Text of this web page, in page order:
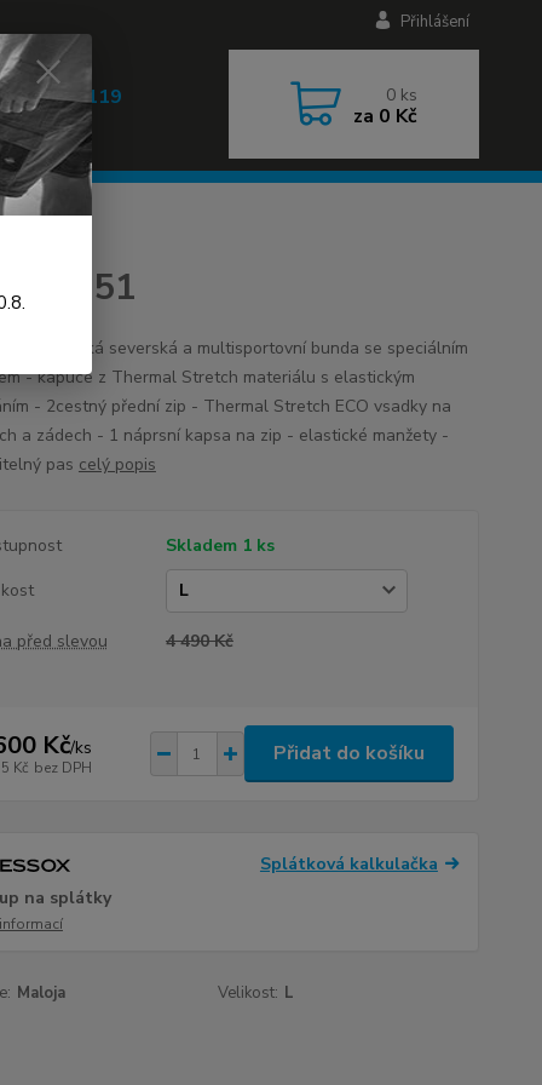
Přihlášení
030 119
17h)
0 ks
za 0 Kč
8451
a lehká severská a multisportovní bunda se speciálním
- kapuce z Thermal Stretch materiálu s elastickým
- 2cestný přední zip - Thermal Stretch ECO vsadky na
a zádech - 1 náprsní kapsa na zip - elastické manžety -
pas celý popis
Skladem 1 ks
před slevou 4 490 Kč
Kč/ks
Kč bez DPH
Přidat do košíku
Splátková kalkulačka
na splátky
Maloja Velikost: L